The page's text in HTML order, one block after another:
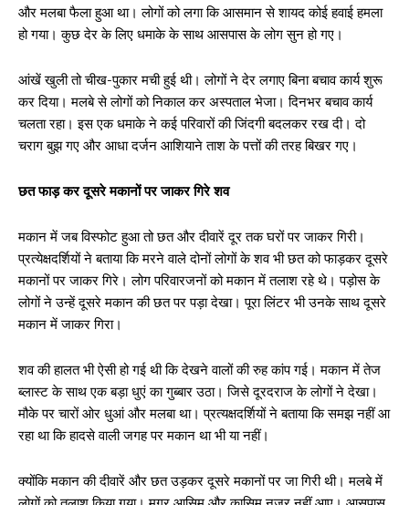
और मलबा फैला हुआ था। लोगों को लगा कि आसमान से शायद कोई हवाई हमला
हो गया। कुछ देर के लिए धमाके के साथ आसपास के लोग सुन हो गए।
आंखें खुली तो चीख-पुकार मची हुई थी। लोगों ने देर लगाए बिना बचाव कार्य शुरू
कर दिया। मलबे से लोगों को निकाल कर अस्पताल भेजा। दिनभर बचाव कार्य
चलता रहा। इस एक धमाके ने कई परिवारों की जिंदगी बदलकर रख दी। दो
चराग बुझ गए और आधा दर्जन आशियाने ताश के पत्तों की तरह बिखर गए।
छत फाड़ कर दूसरे मकानों पर जाकर गिरे शव
मकान में जब विस्फोट हुआ तो छत और दीवारें दूर तक घरों पर जाकर गिरी।
प्रत्येक्षदर्शियों ने बताया कि मरने वाले दोनों लोगों के शव भी छत को फाड़कर दूसरे
मकानों पर जाकर गिरे। लोग परिवारजनों को मकान में तलाश रहे थे। पड़ोस के
लोगों ने उन्हें दूसरे मकान की छत पर पड़ा देखा। पूरा लिंटर भी उनके साथ दूसरे
मकान में जाकर गिरा।
शव की हालत भी ऐसी हो गई थी कि देखने वालों की रुह कांप गई। मकान में तेज
ब्लास्ट के साथ एक बड़ा धुएं का गुब्बार उठा। जिसे दूरदराज के लोगों ने देखा।
मौके पर चारों ओर धुआं और मलबा था। प्रत्यक्षदर्शियों ने बताया कि समझ नहीं आ
रहा था कि हादसे वाली जगह पर मकान था भी या नहीं।
क्योंकि मकान की दीवारें और छत उड़कर दूसरे मकानों पर जा गिरी थी। मलबे में